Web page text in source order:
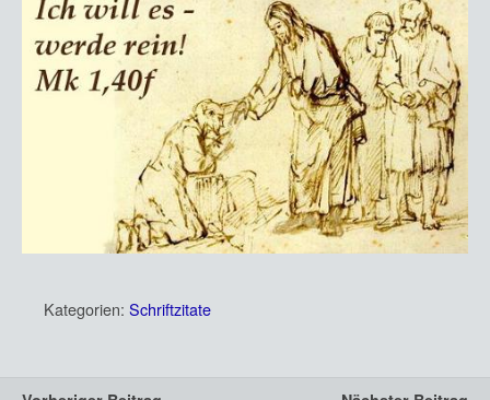
Kategorien: Schriftzitate